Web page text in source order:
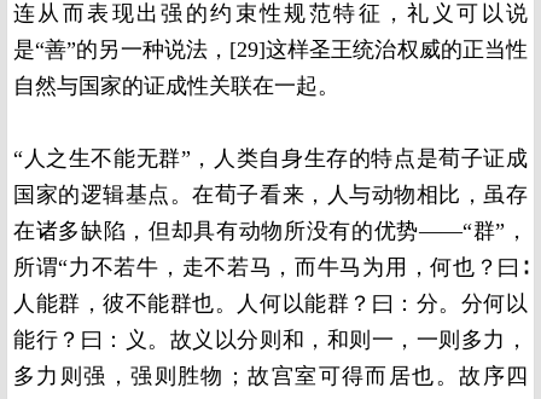
连从而表现出强的约束性规范特征，礼义可以说
是“善”的另一种说法，[29]这样圣王统治权威的正当性
自然与国家的证成性关联在一起。
“人之生不能无群”，人类自身生存的特点是荀子证成
国家的逻辑基点。在荀子看来，人与动物相比，虽存
在诸多缺陷，但却具有动物所没有的优势——“群”，
所谓“力不若牛，走不若马，而牛马为用，何也？曰∶
人能群，彼不能群也。人何以能群？曰：分。分何以
能行？曰：义。故义以分则和，和则一，一则多力，
多力则强，强则胜物；故宫室可得而居也。故序四